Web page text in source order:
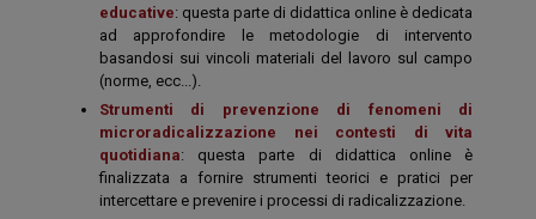
educative: questa parte di didattica online è dedicata
ad approfondire le metodologie di intervento
basandosi sui vincoli materiali del lavoro sul campo
(norme, ecc...).
Strumenti di prevenzione di fenomeni di
microradicalizzazione nei contesti di vita
quotidiana: questa parte di didattica online è
finalizzata a fornire strumenti teorici e pratici per
intercettare e prevenire i processi di radicalizzazione.